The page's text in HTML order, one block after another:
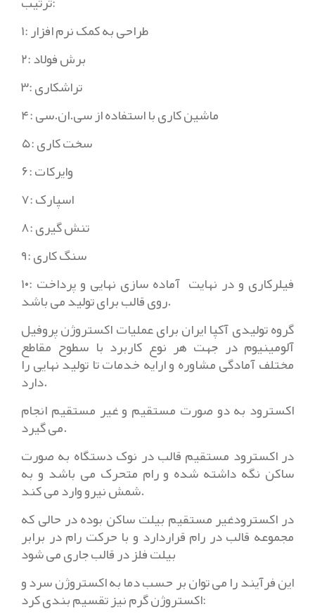
۱: طراحی به کمک نرم افزار
۲: برش فولاد
۳: تراشکاری
۴: ماشین کاری با استفاده از سی.ان.سی
۵: سخت کاری
۶: وایرکات
۷: اسپارک
۸: تنش گیری
۹: سنگ کاری
۱۰: فیلرکاری و در نهایت آماده سازی نهایی و پرداخت
روی قالب برای تولید می باشد.
گروه تولیدی آکپا ایران برای عملیات اکستروژن پروفیل
آلومینیوم در جهت هر نوع کاربرد با سطوح مقاطع
مختلف آمادگی مشاوره و ارایه خدمات تا تولید نهایی را
دارد.
اکسترود به دو صورت مستقیم و غیر مستقیم انجام
می گیرد.
در اکسترود مستقیم قالب در نوک دستگاه به صورت
ساکن نگه داشته شده و رام متحرک می باشد و به
شمش نیرو وارد می کند.
در اکسترودغیر مستقیم بیلت ساکن بوده در حالی که
مجموعه قالب در رام قراردارد و با حرکت رام در برابر
بیلت فلز در قالب جاری می شود
این فرآیند را می توان بر حسب دما به اکستروژن سرد و
اکستروژن گرم نیز تقسیم بندی کرد: